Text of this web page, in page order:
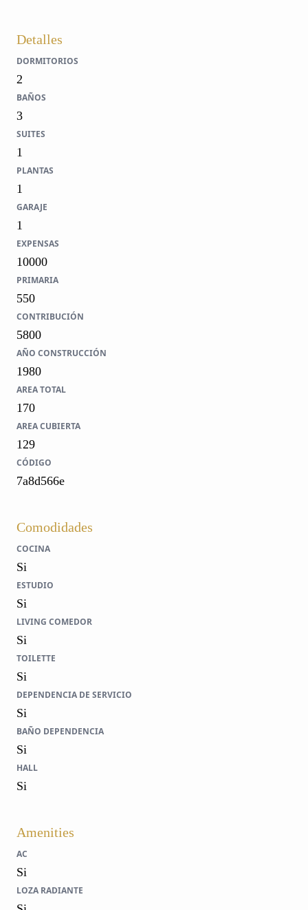
Detalles
DORMITORIOS
2
BAÑOS
3
SUITES
1
PLANTAS
1
GARAJE
1
EXPENSAS
10000
PRIMARIA
550
CONTRIBUCIÓN
5800
AÑO CONSTRUCCIÓN
1980
AREA TOTAL
170
AREA CUBIERTA
129
CÓDIGO
7a8d566e
Comodidades
COCINA
Si
ESTUDIO
Si
LIVING COMEDOR
Si
TOILETTE
Si
DEPENDENCIA DE SERVICIO
Si
BAÑO DEPENDENCIA
Si
HALL
Si
Amenities
AC
Si
LOZA RADIANTE